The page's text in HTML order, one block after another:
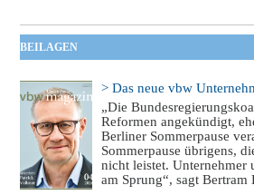
BEILAGEN
> Das neue vbw
„Die
Reformen angekündigt,
Berliner Sommerpause
Sommerpause übrigens,
nicht leistet. Unternehmer
am Sprung“, sagt Bertram